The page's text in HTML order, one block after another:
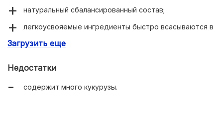
натуральный сбалансированный состав;
легкоусвояемые ингредиенты быстро всасываются в
привлекательный для кошки аромат;
удобная упаковка с zip-замком.
Загрузить еще
Недостатки
содержит много кукурузы.